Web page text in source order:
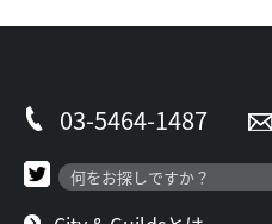
03-5464-1487